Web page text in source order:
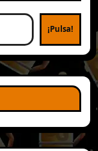
¡Pulsa!